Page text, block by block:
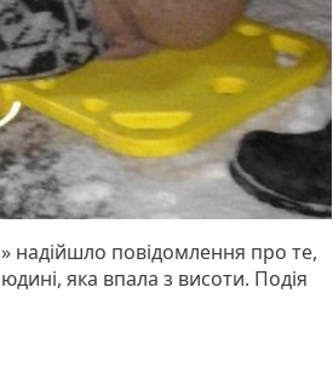
надійшло повідомлення про те,
яка впала з висоти. Подія